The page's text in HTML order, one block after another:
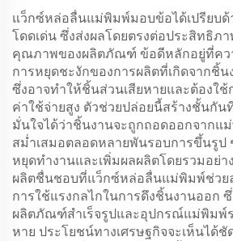
แว็กซ์หล่อลื่นแม่พิมพ์มอบข้อได้เปรียบ
โดดเด่น ซึ่งส่งผลโดยตรงต่อประสิทธิภ
คุณภาพของผลิตภัณฑ์ ข้อดีหลักอยู่ที่คว
การหยุดชะงักของการผลิตที่เกิดจากชิ้
ซึ่งอาจทำให้ชิ้นส่วนเสียหายและต้องใ
ค่าใช้จ่ายสูง ตัวช่วยปล่อยนี้สร้างชั้นกัน
มั่นใจได้ว่าชิ้นงานจะถูกถอดออกจากแ
สม่ำเสมอตลอดหลายพันรอบการขึ้นรูป
หยุดทำงานและเพิ่มผลผลิตโดยรวมอย่
ผลิตชื่นชอบที่แว็กซ์หล่อลื่นแม่พิมพ์ช่วย
การใช้แรงกลไกในการดึงชิ้นงานออก
ผลิตภัณฑ์สำเร็จรูปและอุปกรณ์แม่พิมพ์ร
หาย ประโยชน์ทางเศรษฐกิจจะเห็นได้ชั